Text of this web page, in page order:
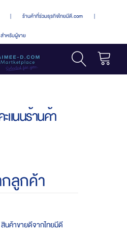
| ร้านค้าที่ร่วมธุรกิจไทยมีดี.com |
สำหรับผู้ขาย
แนนร้านค้า
ลูกค้า
นค้าขายดีจากไทยมีดี